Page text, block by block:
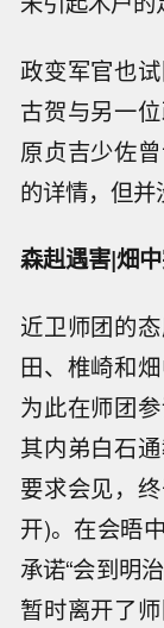
政变军官也
古贺与另一
原贞吉少佐
的详情，但并
森赳遇害|畑
近卫师团的
田、椎崎和
为此在师团
其内弟白石
要求会见，
开)。在会晤
承诺“会到明
暂时离开了